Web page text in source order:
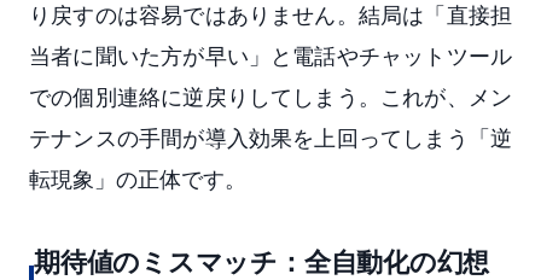
り戻すのは容易ではありません。結局は「直接担
当者に聞いた方が早い」と電話やチャットツール
での個別連絡に逆戻りしてしまう。これが、メン
テナンスの手間が導入効果を上回ってしまう「逆
転現象」の正体です。
期待値のミスマッチ：全自動化の幻想